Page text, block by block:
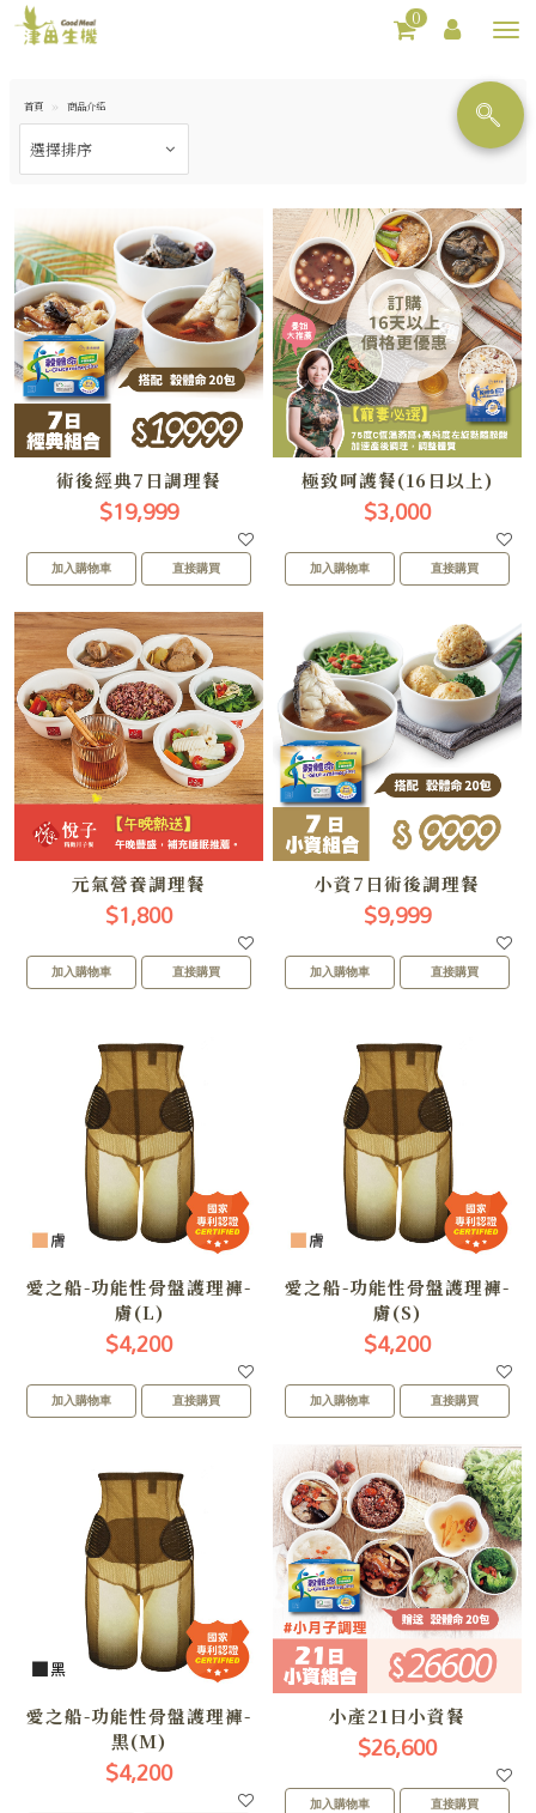
0
首頁 商品介紹
術後經典7日調理餐
$19,999
加入購物車 直接購買
極致呵護餐(16日以上)
$3,000
加入購物車 直接購買
元氣營養調理餐
$1,800
加入購物車 直接購買
小資7日術後調理餐
$9,999
加入購物車 直接購買
愛之船-功能性骨盤護理褲-
膚(L)
$4,200
加入購物車 直接購買
愛之船-功能性骨盤護理褲-
膚(S)
$4,200
加入購物車 直接購買
愛之船-功能性骨盤護理褲-
黑(M)
$4,200
小產21日小資餐
$26,600
加入購物車 直接購買